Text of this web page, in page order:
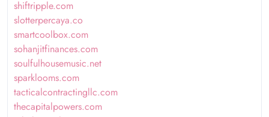
shiftripple.com
slotterpercaya.co
smartcoolbox.com
sohanjitfinances.com
soulfulhousemusic.net
sparklooms.com
tacticalcontractingllc.com
thecapitalpowers.com